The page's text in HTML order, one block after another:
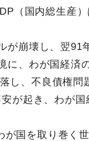
（国内総生産）
が崩壊し、翌91
に、わが国経済
し、不良債権問
が起き、わが国
国を取り巻く